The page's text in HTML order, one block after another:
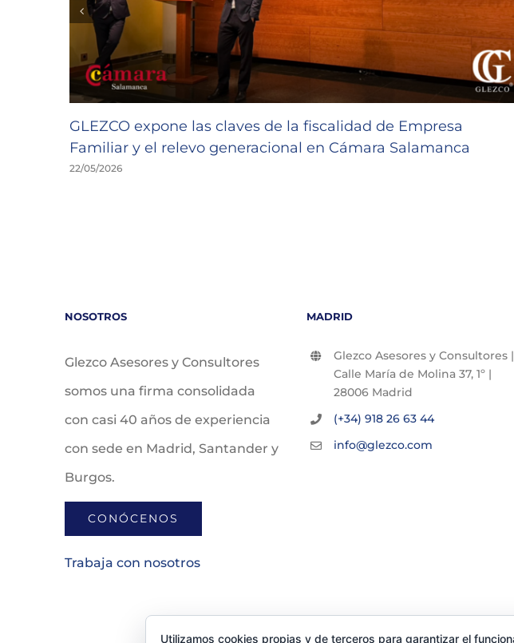
GLEZCO expone las claves de la fiscalidad de Empresa
Familiar y el relevo generacional en Cámara Salamanca
22/05/2026
NOSOTROS
Glezco Asesores y Consultores
somos una firma consolidada
con casi 40 años de experiencia
con sede en Madrid, Santander y
Burgos.
CONÓCENOS
Trabaja con nosotros
MADRID
Glezco Asesores y Consultores |
Calle María de Molina 37, 1º |
28006 Madrid
(+34) 918 26 63 44
info@glezco.com
Utilizamos cookies propias y de terceros para garantizar el